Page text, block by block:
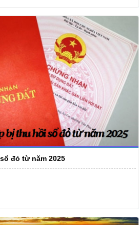
đỏ từ năm 2025